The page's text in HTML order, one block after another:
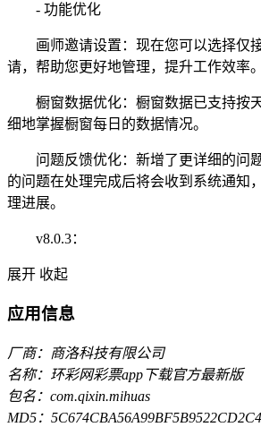
- 功能优化
画师邀请设置：现在您可以选择仅
请，帮助您更好地管理，提升工作效率。
橱窗数据优化：橱窗数据已支持按
细地掌握橱窗每日的数据情况。
问题反馈优化：新增了更详细的问
的问题在处理完成后将会收到系统通知
理进展。
v8.0.3：
展开 收起
应用信息
厂商：商洛科技有限公司
名称：环彩网彩票app下载官方最新版
包名：com.qixin.mihuas
MD5：